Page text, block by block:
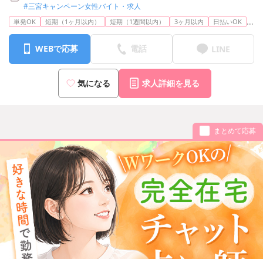
#三宮キャンペーン女性バイト・求人
単発OK 短期（1ヶ月以内） 短期（1週間以内） 3ヶ月以内 日払いOK ...
WEBで応募 電話 LINE
気になる 求人詳細を見る
まとめて応募